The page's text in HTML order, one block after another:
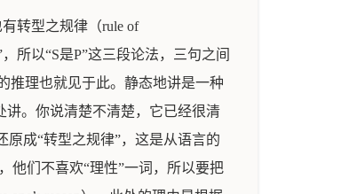
转型之规律（rule of
所以“S是P”这三段论法，三句之间
推理也就见于此。静态地讲是一种
讲。你说清楚不清楚，它已经很清
原成“转型之规律”，这是从语言的
他们不喜欢“理性”一词，所以要把